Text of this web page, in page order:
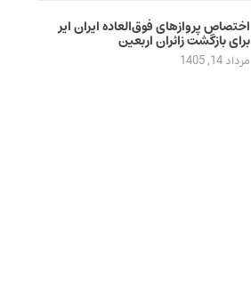
اختصاص پروازهای فوق‌العاده ایران ایر
برای بازگشت زائران اربعین
مرداد 14, 1405